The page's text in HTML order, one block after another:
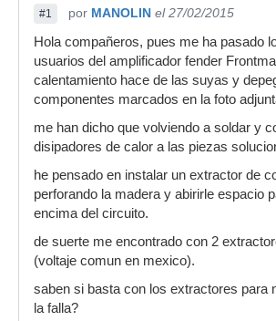
#1 por MANOLIN el 27/02/2015
Hola compañeros, pues me ha pasado
usuarios del amplificador fender
calentamiento hace de las suyas y
componentes marcados en la foto
me han dicho que volviendo a soldar y
disipadores de calor a las piezas
he pensado en instalar un extractor de
perforando la madera y abirirle espacio
encima del circuito.
de suerte me encontrado con 2
(voltaje comun en mexico).
saben si basta con los extractores para
la falla?